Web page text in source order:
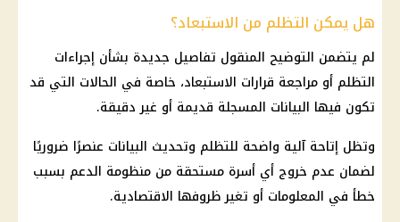
هل يمكن التظلم من الاستبعاد؟
لم يتضمن التوضيح المنقول تفاصيل جديدة بشأن إجراءات
التظلم أو مراجعة قرارات الاستبعاد، خاصة في الحالات التي قد
تكون فيها البيانات المسجلة قديمة أو غير دقيقة.
وتظل إتاحة آلية واضحة للتظلم وتحديث البيانات عنصرًا ضروريًا
لضمان عدم خروج أي أسرة مستحقة من منظومة الدعم بسبب
خطأ في المعلومات أو تغير ظروفها الاقتصادية.